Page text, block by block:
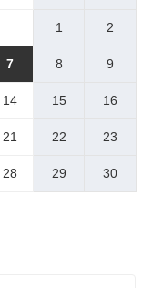
1 2
7 8 9
14 15 16
21 22 23
28 29 30